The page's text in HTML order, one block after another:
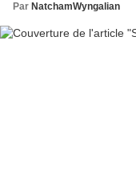
Par NatchamWyngalian